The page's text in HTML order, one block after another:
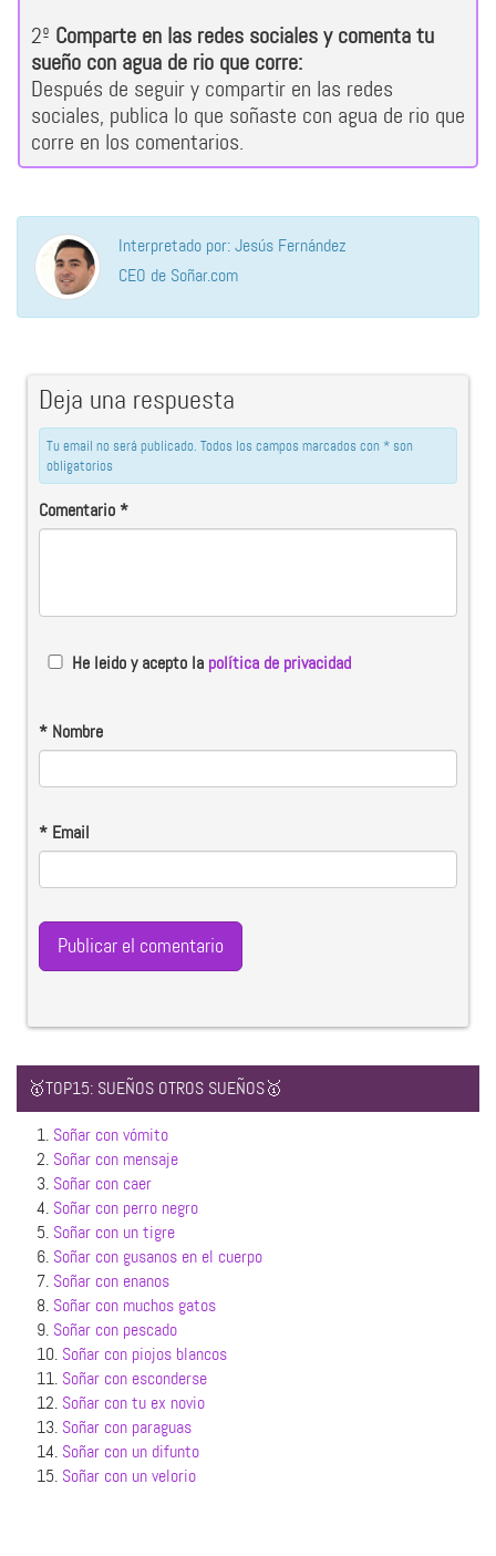
2º Comparte en las redes sociales y comenta tu
sueño con agua de rio que corre:
Después de seguir y compartir en las redes
sociales, publica lo que soñaste con agua de rio que
corre en los comentarios.
Interpretado por: Jesús Fernández
CEO de Soñar.com
Deja una respuesta
Tu email no será publicado. Todos los campos marcados con * son
obligatorios
Comentario*
He leido y acepto la política de privacidad
* Nombre
* Email
🥇TOP15: SUEÑOS OTROS SUEÑOS🥇
1. Soñar con vómito
2. Soñar con mensaje
3. Soñar con caer
4. Soñar con perro negro
5. Soñar con un tigre
6. Soñar con gusanos en el cuerpo
7. Soñar con enanos
8. Soñar con muchos gatos
9. Soñar con pescado
10. Soñar con piojos blancos
11. Soñar con esconderse
12. Soñar con tu ex novio
13. Soñar con paraguas
14. Soñar con un difunto
15. Soñar con un velorio